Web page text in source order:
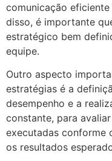
comunicação
disso, é importante
estratégico bem
equipe.
Outro aspecto
estratégias é a
desempenho e a
constante, para
executadas conforme
os resultados